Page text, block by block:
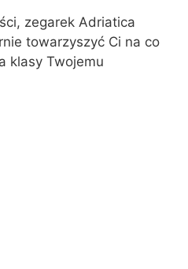
zegarek Adriatica
towarzyszyć Ci na co
klasy Twojemu